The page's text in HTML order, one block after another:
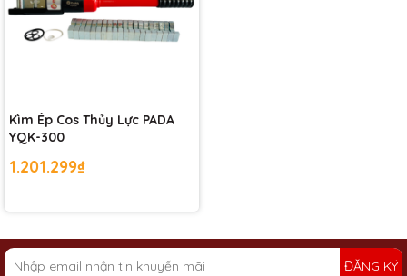
Kìm Ép Cos Thủy Lực PADA
YQK-300
1.201.299₫
ĐĂNG KÝ